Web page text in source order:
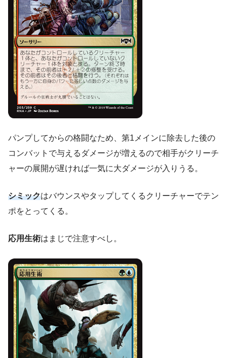
パンプしてからの格闘なため、第1メインに除去した後の
コンバットで与えるダメージが増えるので相手がクリーチ
ャーの展開が遅ければ一気に大ダメージが入りうる。
シミックはバウンスやタップしてくるクリーチャーでテン
ポをとってくる。
応用生術はまじで注意すべし。